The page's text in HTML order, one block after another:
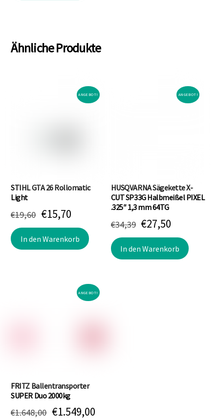
Ähnliche Produkte
ANGEBOT!
STIHL GTA 26 Rollomatic
Light
€19,60 Ursprünglicher
Preis
war:
€15,70Aktueller
Preis
ist:
In den Warenkorb
ANGEBOT!
HUSQVARNA Sägekette X-
CUT SP33G Halbmeißel PIXEL
.325″ 1,3 mm 64TG
€34,39 Ursprünglicher
Preis
war:
€27,50
Preis
ist:
In den Warenkorb
ANGEBOT!
FRITZ Ballentransporter
SUPER Duo 2000kg
€1.648,00 Ursprünglicher
€1.549,00Aktueller